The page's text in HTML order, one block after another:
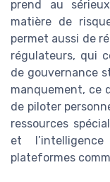
prend au
matière de
permet aussi de
régulateurs, qui
de gouvernance
manquement, ce
de piloter
ressources
et
plateformes